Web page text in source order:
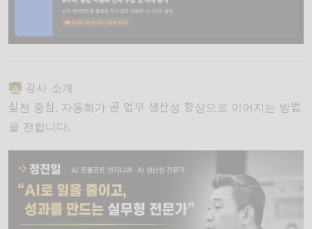
👨‍🏫 강사 소개
실전 중심, 자동화가 곧 업무 생산성 향상으로 이어지는 방법
을 전합니다.